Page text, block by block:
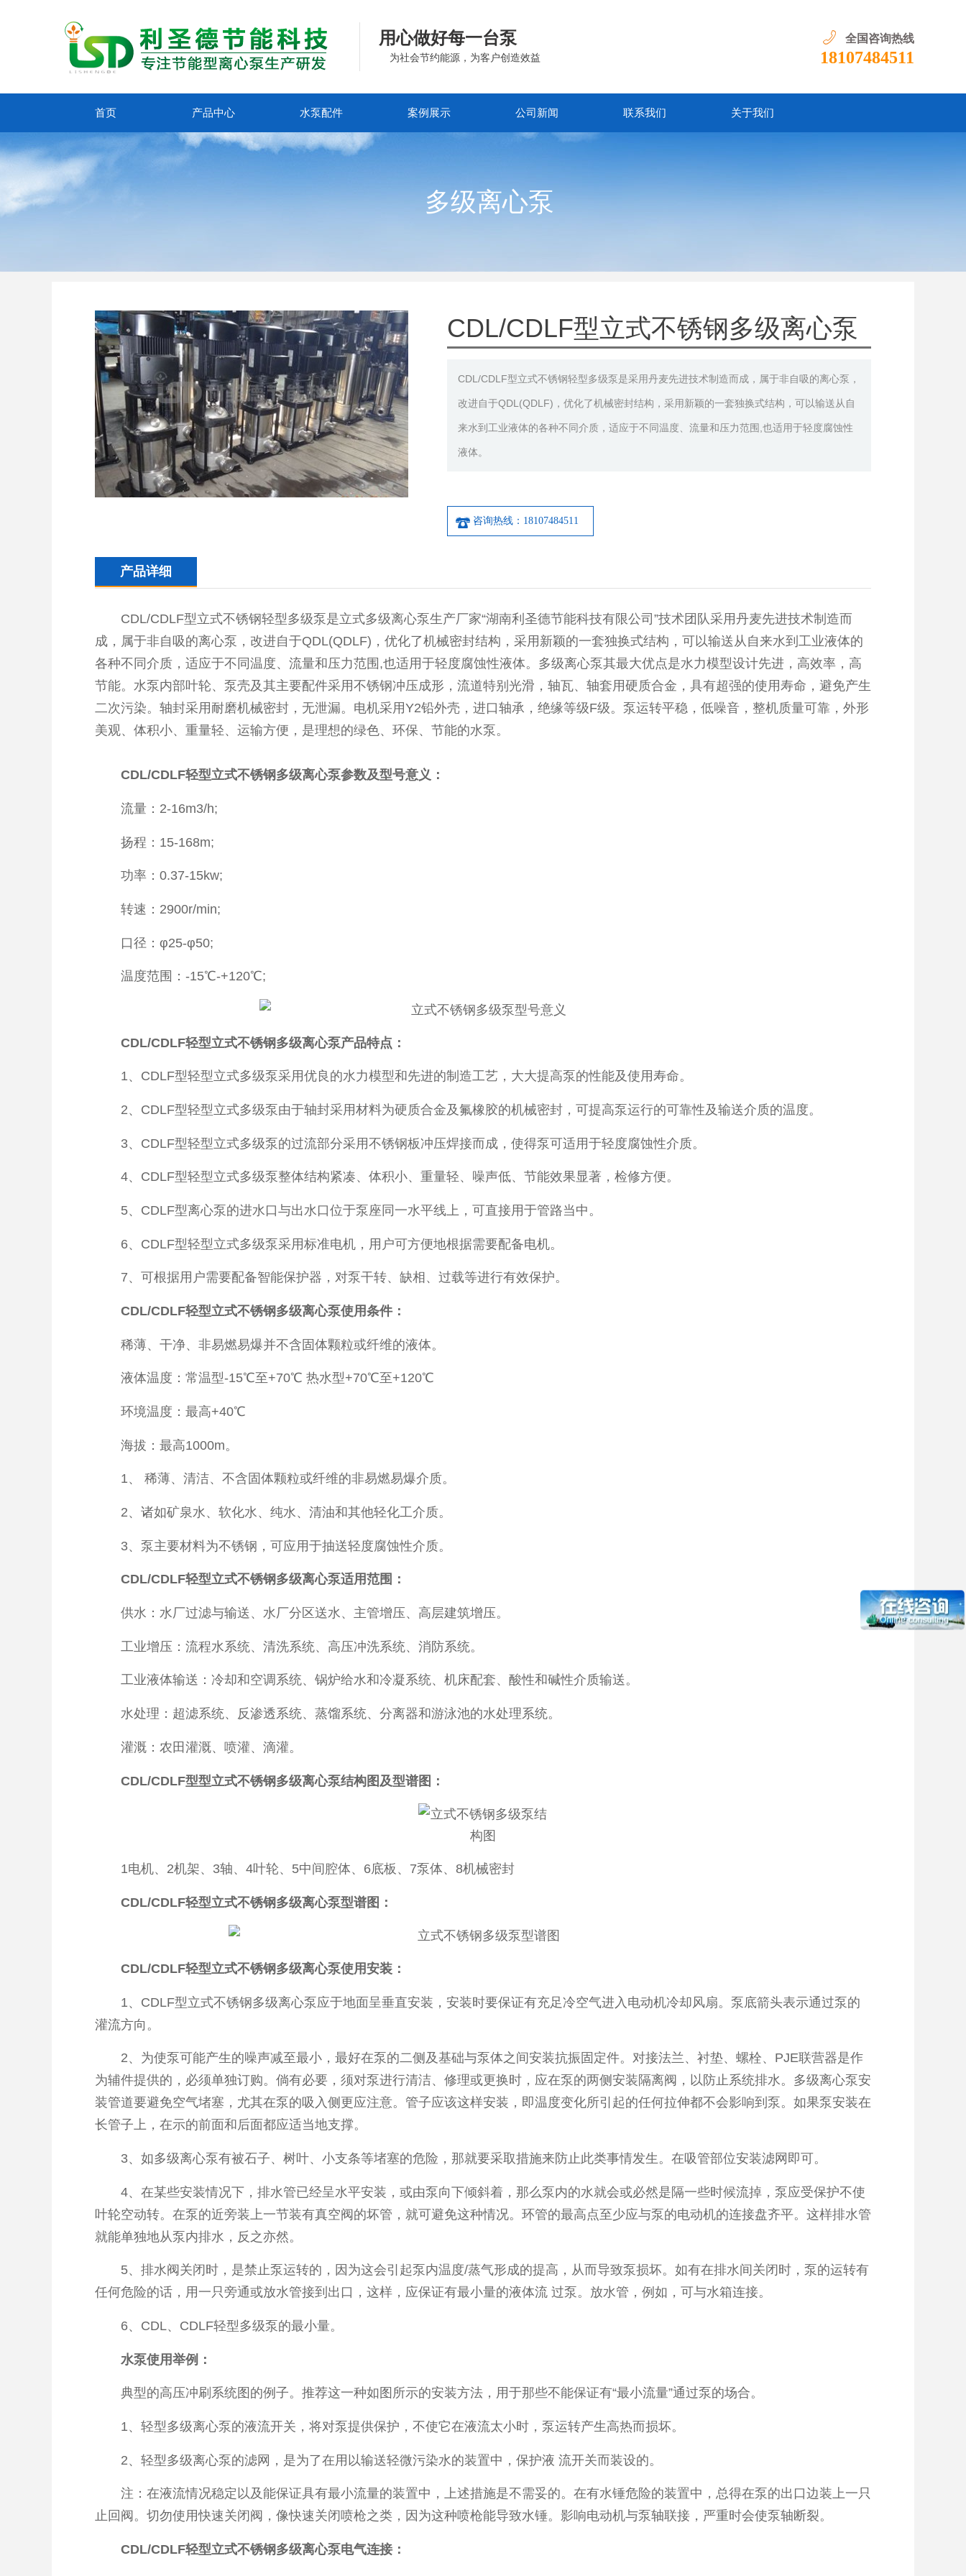
用心做好每一台泵
为社会节约能源，为客户创造效益
全国咨询热线
18107484511
首页 产品中心 水泵配件 案例展示 公司新闻 联系我们 关于我们
多级离心泵
CDL/CDLF型立式不锈钢多级离心泵
CDL/CDLF型立式不锈钢轻型多级泵是采用丹麦先进技术制造而成，属于非自吸的离心泵，
改进自于QDL(QDLF)，优化了机械密封结构，采用新颖的一套独换式结构，可以输送从自
来水到工业液体的各种不同介质，适应于不同温度、流量和压力范围,也适用于轻度腐蚀性
液体。
咨询热线：18107484511
产品详细
CDL/CDLF型立式不锈钢轻型多级泵是立式多级离心泵生产厂家“湖南利圣德节能科技有限公司”技术团队采用丹麦先进技术制造而
成，属于非自吸的离心泵，改进自于QDL(QDLF)，优化了机械密封结构，采用新颖的一套独换式结构，可以输送从自来水到工业液体的
各种不同介质，适应于不同温度、流量和压力范围,也适用于轻度腐蚀性液体。多级离心泵其最大优点是水力模型设计先进，高效率，高
节能。水泵内部叶轮、泵壳及其主要配件采用不锈钢冲压成形，流道特别光滑，轴瓦、轴套用硬质合金，具有超强的使用寿命，避免产生
二次污染。轴封采用耐磨机械密封，无泄漏。电机采用Y2铅外壳，进口轴承，绝缘等级F级。泵运转平稳，低噪音，整机质量可靠，外形
美观、体积小、重量轻、运输方便，是理想的绿色、环保、节能的水泵。
CDL/CDLF轻型立式不锈钢多级离心泵参数及型号意义：
流量：2-16m3/h;
扬程：15-168m;
功率：0.37-15kw;
转速：2900r/min;
口径：φ25-φ50;
温度范围：-15℃-+120℃;
CDL/CDLF轻型立式不锈钢多级离心泵产品特点：
1、CDLF型轻型立式多级泵采用优良的水力模型和先进的制造工艺，大大提高泵的性能及使用寿命。
2、CDLF型轻型立式多级泵由于轴封采用材料为硬质合金及氟橡胶的机械密封，可提高泵运行的可靠性及输送介质的温度。
3、CDLF型轻型立式多级泵的过流部分采用不锈钢板冲压焊接而成，使得泵可适用于轻度腐蚀性介质。
4、CDLF型轻型立式多级泵整体结构紧凑、体积小、重量轻、噪声低、节能效果显著，检修方便。
5、CDLF型离心泵的进水口与出水口位于泵座同一水平线上，可直接用于管路当中。
6、CDLF型轻型立式多级泵采用标准电机，用户可方便地根据需要配备电机。
7、可根据用户需要配备智能保护器，对泵干转、缺相、过载等进行有效保护。
CDL/CDLF轻型立式不锈钢多级离心泵使用条件：
稀薄、干净、非易燃易爆并不含固体颗粒或纤维的液体。
液体温度：常温型-15℃至+70℃ 热水型+70℃至+120℃
环境温度：最高+40℃
海拔：最高1000m。
1、 稀薄、清洁、不含固体颗粒或纤维的非易燃易爆介质。
2、诸如矿泉水、软化水、纯水、清油和其他轻化工介质。
3、泵主要材料为不锈钢，可应用于抽送轻度腐蚀性介质。
CDL/CDLF轻型立式不锈钢多级离心泵适用范围：
供水：水厂过滤与输送、水厂分区送水、主管增压、高层建筑增压。
工业增压：流程水系统、清洗系统、高压冲洗系统、消防系统。
工业液体输送：冷却和空调系统、锅炉给水和冷凝系统、机床配套、酸性和碱性介质输送。
水处理：超滤系统、反渗透系统、蒸馏系统、分离器和游泳池的水处理系统。
灌溉：农田灌溉、喷灌、滴灌。
CDL/CDLF型型立式不锈钢多级离心泵结构图及型谱图：
1电机、2机架、3轴、4叶轮、5中间腔体、6底板、7泵体、8机械密封
CDL/CDLF轻型立式不锈钢多级离心泵型谱图：
CDL/CDLF轻型立式不锈钢多级离心泵使用安装：
1、CDLF型立式不锈钢多级离心泵应于地面呈垂直安装，安装时要保证有充足冷空气进入电动机冷却风扇。泵底箭头表示通过泵的
灌流方向。
2、为使泵可能产生的噪声减至最小，最好在泵的二侧及基础与泵体之间安装抗振固定件。对接法兰、衬垫、螺栓、PJE联营器是作
为辅件提供的，必须单独订购。倘有必要，须对泵进行清洁、修理或更换时，应在泵的两侧安装隔离阀，以防止系统排水。多级离心泵安
装管道要避免空气堵塞，尤其在泵的吸入侧更应注意。管子应该这样安装，即温度变化所引起的任何拉伸都不会影响到泵。如果泵安装在
长管子上，在示的前面和后面都应适当地支撑。
3、如多级离心泵有被石子、树叶、小支条等堵塞的危险，那就要采取措施来防止此类事情发生。在吸管部位安装滤网即可。
4、在某些安装情况下，排水管已经呈水平安装，或由泵向下倾斜着，那么泵内的水就会或必然是隔一些时候流掉，泵应受保护不使
叶轮空动转。在泵的近旁装上一节装有真空阀的坏管，就可避免这种情况。环管的最高点至少应与泵的电动机的连接盘齐平。这样排水管
就能单独地从泵内排水，反之亦然。
5、排水阀关闭时，是禁止泵运转的，因为这会引起泵内温度/蒸气形成的提高，从而导致泵损坏。如有在排水间关闭时，泵的运转有
任何危险的话，用一只旁通或放水管接到出口，这样，应保证有最小量的液体流 过泵。放水管，例如，可与水箱连接。
6、CDL、CDLF轻型多级泵的最小量。
水泵使用举例：
典型的高压冲刷系统图的例子。推荐这一种如图所示的安装方法，用于那些不能保证有“最小流量”通过泵的场合。
1、轻型多级离心泵的液流开关，将对泵提供保护，不使它在液流太小时，泵运转产生高热而损坏。
2、轻型多级离心泵的滤网，是为了在用以输送轻微污染水的装置中，保护液 流开关而装设的。
注：在液流情况稳定以及能保证具有最小流量的装置中，上述措施是不需妥的。在有水锤危险的装置中，总得在泵的出口边装上一只
止回阀。切勿使用快速关闭阀，像快速关闭喷枪之类，因为这种喷枪能导致水锤。影响电动机与泵轴联接，严重时会使泵轴断裂。
CDL/CDLF轻型立式不锈钢多级离心泵电气连接：